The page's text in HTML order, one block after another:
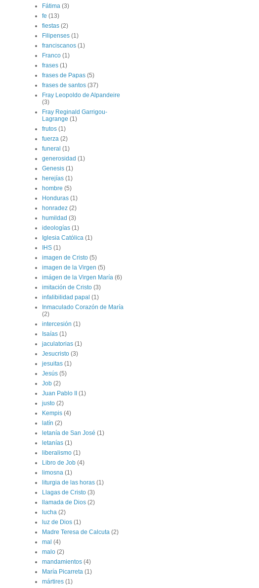
Fátima (3)
fe (13)
fiestas (2)
Filipenses (1)
franciscanos (1)
Franco (1)
frases (1)
frases de Papas (5)
frases de santos (37)
Fray Leopoldo de Alpandeire
(3)
Fray Reginald Garrigou-
Lagrange (1)
frutos (1)
fuerza (2)
funeral (1)
generosidad (1)
Genesis (1)
herejías (1)
hombre (5)
Honduras (1)
honradez (2)
humildad (3)
ideologías (1)
Iglesia Católica (1)
IHS (1)
imagen de Cristo (5)
imagen de la Virgen (5)
imágen de la Virgen María (6)
imitación de Cristo (3)
infalibilidad papal (1)
Inmaculado Corazón de María
(2)
intercesión (1)
Isaías (1)
jaculatorias (1)
Jesucristo (3)
jesuitas (1)
Jesús (5)
Job (2)
Juan Pablo II
(1)
justo (2)
Kempis (4)
latín (2)
letanía de San José (1)
letanías (1)
liberalismo (1)
Libro de Job (4)
limosna (1)
liturgia de las horas (1)
Llagas de Cristo (3)
llamada de Dios (2)
lucha (2)
luz de Dios (1)
Madre Teresa de Calcuta (2)
mal (4)
malo (2)
mandamientos (4)
María Picarreta (1)
mártires (1)